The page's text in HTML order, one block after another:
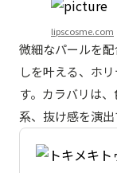
lipscosme.com
微細なパールを
しを叶える、ホ
す。カラバリは
系、抜け感を演出